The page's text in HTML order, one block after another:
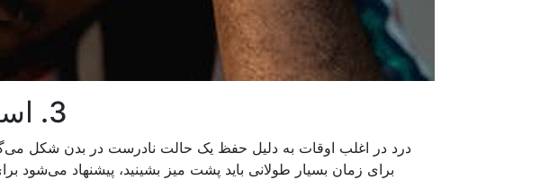
3. استفاده از صندلی مناسب برای کار
درد در اغلب اوقات به دلیل حفظ یک حالت نادرست در بدن شکل
برای زمان بسیار طولانی باید پشت میز بشینید، پیشنهاد